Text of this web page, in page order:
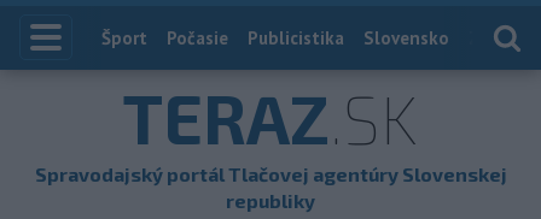
Index
Šport Počasie Publicistika Slovensko
TERAZ.SK
Spravodajský portál Tlačovej agentúry Slovenskej
republiky